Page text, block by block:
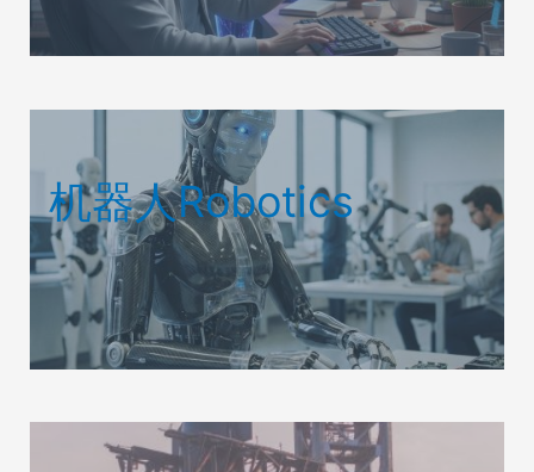
机器人Robotics